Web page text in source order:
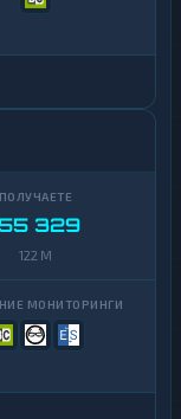
329
122 M